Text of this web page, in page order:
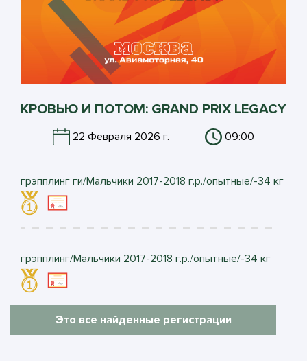
КРОВЬЮ И ПОТОМ: GRAND PRIX LEGACY
22 Февраля 2026 г. 09:00
грэпплинг ги/Мальчики 2017-2018 г.р./опытные/-34 кг
грэпплинг/Мальчики 2017-2018 г.р./опытные/-34 кг
Это все найденные регистрации